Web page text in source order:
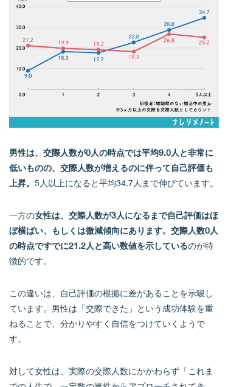
男性は、交際人数が0人の時点では平均9.0人と非常に
低いものの、交際人数が増えるのに伴って自己評価も
上昇。 5人以上になると平均34.7人まで伸びています。
一方の女性は、交際人数が3人になるまで自己評価はほ
ぼ横ばい、もしくは微減傾向にあります。交際人数0人
の時点ですでに21.2人と高い数値を示しているのが特
徴的です。
この違いは、自己評価の根拠に差があることを示唆し
ています。男性は「交際できた」という成功体験を重
ねることで、分かりやすく自信をつけていくようで
す。
対して女性は、実際の交際人数にかかわらず「これま